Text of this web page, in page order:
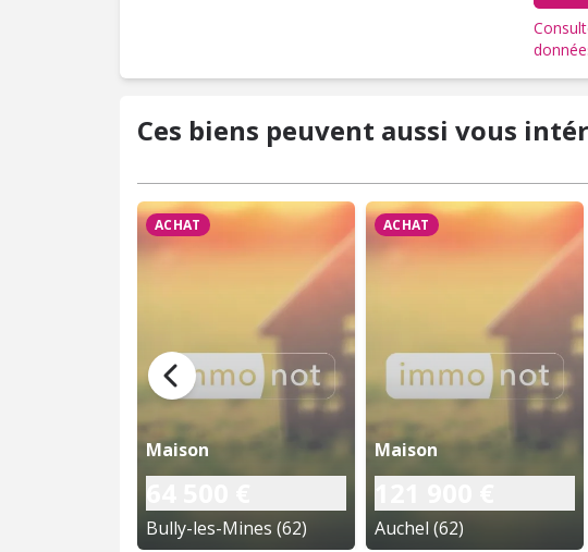
Ces biens peuvent aussi vous
ACHAT
Maison
Bully-les-Mines (62)
ACHAT
Maison
Auchel (62)